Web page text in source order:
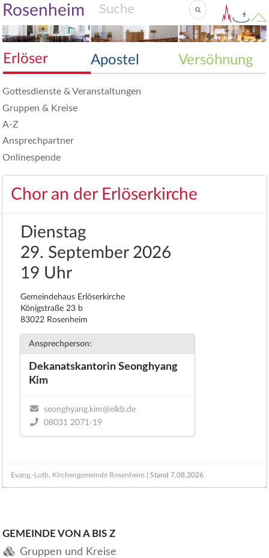
Rosenheim
Erlöser Apostel Versöhnung
Gottesdienste & Veranstaltungen
Gruppen & Kreise
A-Z
Ansprechpartner
Onlinespende
Chor an der Erlöserkirche
Dienstag
29. September 2026
19 Uhr
Gemeindehaus Erlöserkirche
Königstraße 23 b
83022 Rosenheim
Ansprechperson:
Dekanatskantorin Seonghyang
Kim
seonghyang.kim@elkb.de
08031 2071-19
Evang.-Luth. Kirchengemeinde Rosenheim | Stand 7.08.2026
GEMEINDE VON A BIS Z
Gruppen und Kreise